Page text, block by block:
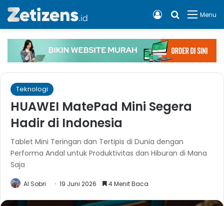
Menu
Cari apa,
Log In
Teknologi
HUAWEI MatePad Mini Segera
Hadir di Indonesia
Tablet Mini Teringan dan Tertipis di Dunia dengan
Performa Andal untuk Produktivitas dan Hiburan di Mana
Saja
Al Sobri 19 Juni 2026 4 Menit Baca